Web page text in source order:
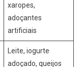
xaropes,
adoçantes
artificiais
Leite, iogurte
adoçado, queijos